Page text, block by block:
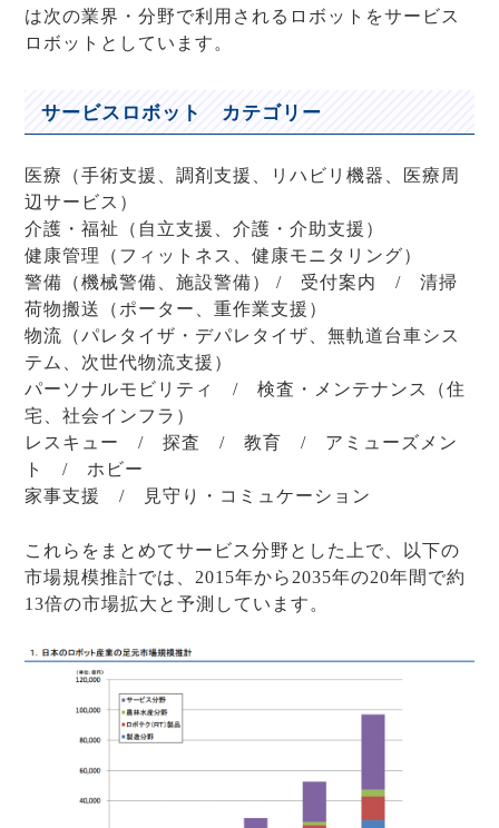
は次の業界・分野で利用されるロボットをサービス
ロボットとしています。
サービスロボット カテゴリー
医療（手術支援、調剤支援、リハビリ機器、医療周
辺サービス）
介護・福祉（自立支援、介護・介助支援）
健康管理（フィットネス、健康モニタリング）
警備（機械警備、施設警備） / 受付案内 / 清掃
荷物搬送（ポーター、重作業支援）
物流（パレタイザ・デパレタイザ、無軌道台車シス
テム、次世代物流支援）
パーソナルモビリティ / 検査・メンテナンス（住
宅、社会インフラ）
レスキュー / 探査 / 教育 / アミューズメン
ト / ホビー
家事支援 / 見守り・コミュケーション
これらをまとめてサービス分野とした上で、以下の
市場規模推計では、2015年から2035年の20年間で約
13倍の市場拡大と予測しています。